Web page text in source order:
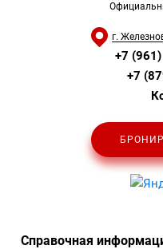
г.
+7
+7
Справочная